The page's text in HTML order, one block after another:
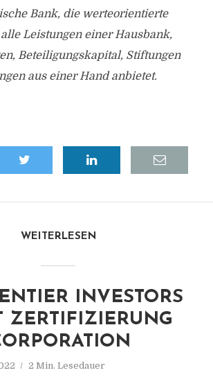
Bank, die werteorientierte
Leistungen einer Hausbank,
Beteiligungskapital, Stiftungen
aus einer Hand anbietet.
WEITERLESEN
INVESTORS
ZERTIFIZIERUNG
2 Min. Lesedauer